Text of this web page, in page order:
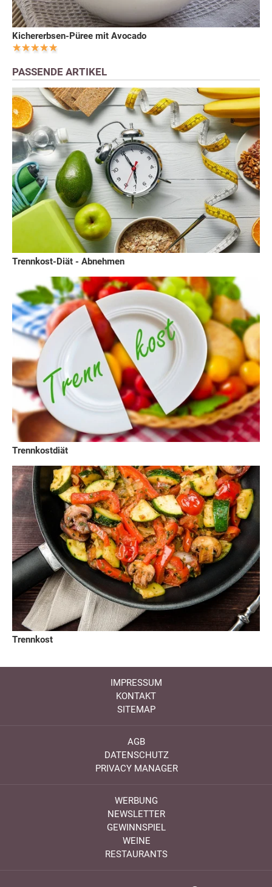
Kichererbsen-Püree mit Avocado
PASSENDE ARTIKEL
Trennkost-Diät - Abnehmen
Trennkostdiät
Trennkost
IMPRESSUM
KONTAKT
SITEMAP
AGB
DATENSCHUTZ
PRIVACY MANAGER
WERBUNG
NEWSLETTER
GEWINNSPIEL
WEINE
RESTAURANTS